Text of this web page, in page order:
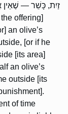
זַיִת, כָּשֵׁר — שֶׁאֵין
offering]
an olive’s
[or if he
[its area]
an olive’s
outside [its
of time